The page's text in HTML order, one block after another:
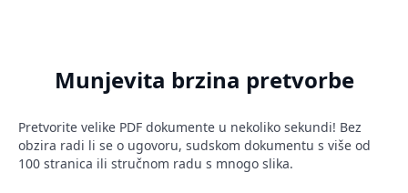
Munjevita brzina pretvorbe
Pretvorite velike PDF dokumente u nekoliko sekundi! Bez
obzira radi li se o ugovoru, sudskom dokumentu s više od
100 stranica ili stručnom radu s mnogo slika.